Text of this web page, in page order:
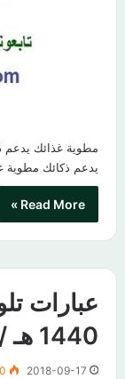
مطوية غذائك يدعم
يدعم ذكائك مطوية
Read More »
عبارات
1440 هـ / 2019 م
2018-09-17